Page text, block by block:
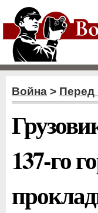
Война > Перед
137-го